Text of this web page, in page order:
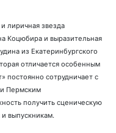
лиричная звезда
Коцюбира и выразительная
из Екатеринбургского
отличается особенным
постоянно сотрудничает с
и Пермским
получить сценическую
выпускникам.